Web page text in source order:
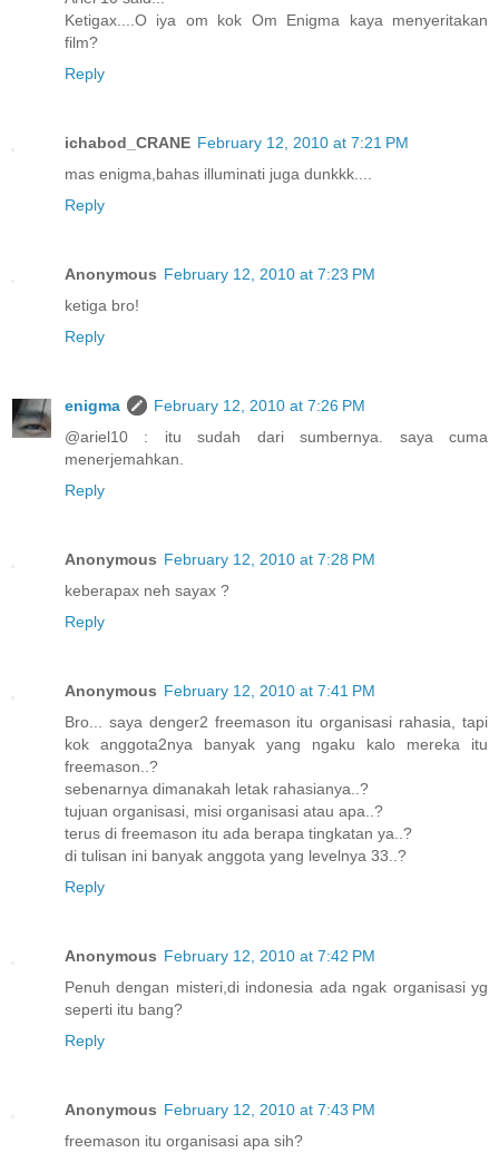
Ketigax....O iya om kok Om Enigma kaya menyeritakan
film?
Reply
ichabod_CRANE February 12, 2010 at 7:21 PM
mas enigma,bahas illuminati juga dunkkk....
Reply
Anonymous February 12, 2010 at 7:23 PM
ketiga bro!
Reply
enigma
February 12, 2010 at 7:26 PM
@ariel10 : itu sudah dari sumbernya. saya cuma
menerjemahkan.
Reply
Anonymous February 12, 2010 at 7:28 PM
keberapax neh sayax ?
Reply
Anonymous February 12, 2010 at 7:41 PM
Bro... saya denger2 freemason itu organisasi rahasia, tapi
kok anggota2nya banyak yang ngaku kalo mereka itu
freemason..?
sebenarnya dimanakah letak rahasianya..?
tujuan organisasi, misi organisasi atau apa..?
terus di freemason itu ada berapa tingkatan ya..?
di tulisan ini banyak anggota yang levelnya 33..?
Reply
Anonymous February 12, 2010 at 7:42 PM
Penuh dengan misteri,di indonesia ada ngak organisasi yg
seperti itu bang?
Reply
Anonymous February 12, 2010 at 7:43 PM
freemason itu organisasi apa sih?